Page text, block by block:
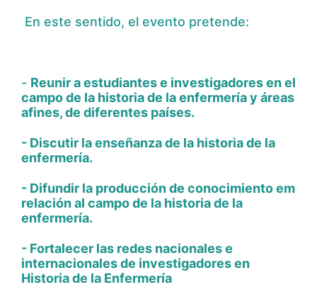
En este sentido, el evento pretende:
- Reunir a estudiantes e investigadores en el
campo de la historia de la enfermería y áreas
afines, de diferentes países.
- Discutir la enseñanza de la historia de la
enfermería.
- Difundir la producción de conocimiento em
relación al campo de la historia de la
enfermería.
- Fortalecer las redes nacionales e
internacionales de investigadores en
Historia de la Enfermería